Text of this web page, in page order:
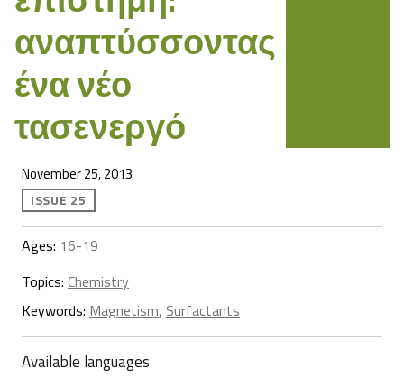
αναπτύσσοντας
ένα νέο
τασενεργό
November 25, 2013
ISSUE 25
Ages: 16-19
Topics: Chemistry
Keywords: Magnetism, Surfactants
Available languages